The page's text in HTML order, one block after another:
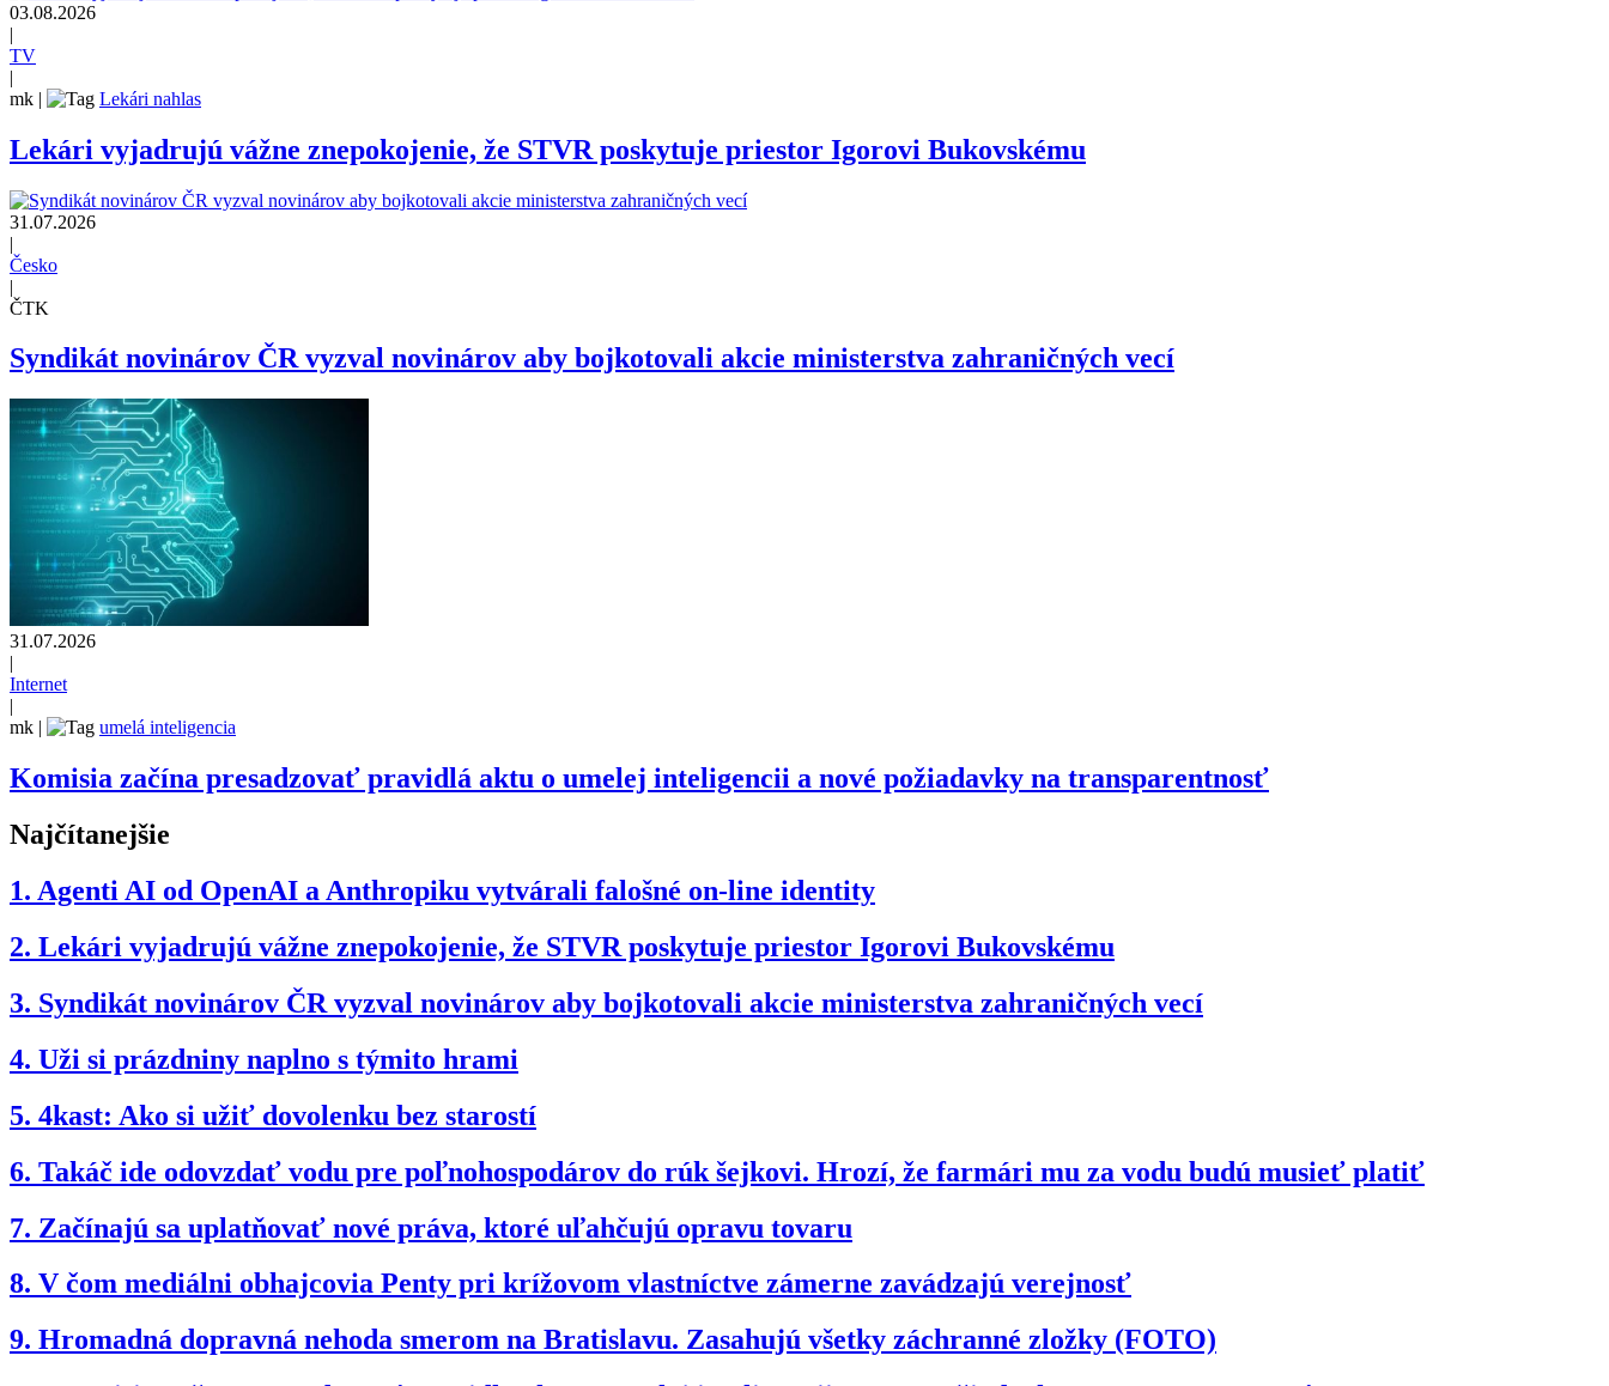
03.08.2026
|
TV
|
mk | Lekári nahlas
Lekári vyjadrujú vážne znepokojenie, že STVR poskytuje priestor Igorovi Bukovskému
31.07.2026
|
Česko
|
ČTK
Syndikát novinárov ČR vyzval novinárov aby bojkotovali akcie ministerstva zahraničných vecí
31.07.2026
|
Internet
|
mk | umelá inteligencia
Komisia začína presadzovať pravidlá aktu o umelej inteligencii a nové požiadavky na transparentnosť
Najčítanejšie
1. Agenti AI od OpenAI a Anthropiku vytvárali falošné on-line identity
2. Lekári vyjadrujú vážne znepokojenie, že STVR poskytuje priestor Igorovi Bukovskému
3. Syndikát novinárov ČR vyzval novinárov aby bojkotovali akcie ministerstva zahraničných vecí
4. Uži si prázdniny naplno s týmito hrami
5. 4kast: Ako si užiť dovolenku bez starostí
6. Takáč ide odovzdať vodu pre poľnohospodárov do rúk šejkovi. Hrozí, že farmári mu za vodu budú musieť platiť
7. Začínajú sa uplatňovať nové práva, ktoré uľahčujú opravu tovaru
8. V čom mediálni obhajcovia Penty pri krížovom vlastníctve zámerne zavádzajú verejnosť
9. Hromadná dopravná nehoda smerom na Bratislavu. Zasahujú všetky záchranné zložky (FOTO)